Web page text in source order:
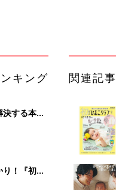
キング
決する本
月～2才
！『初め
頭大特
関連記事